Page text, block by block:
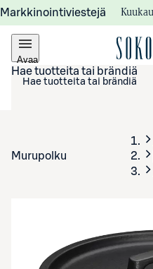
Markkinointiviestejä
Avaa
valikko
Hae tuotteita tai brändiä
Murupolku